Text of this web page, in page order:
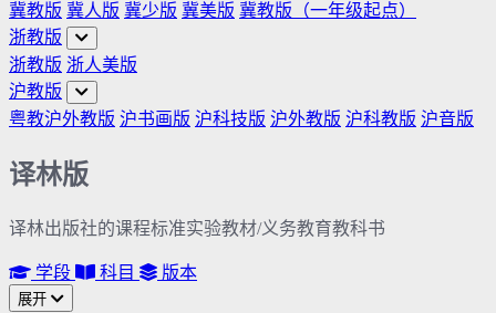
冀教版 冀人版 冀少版 冀美版 冀教版（一年级起点）
浙教版
浙教版 浙人美版
沪教版
粤教沪外教版 沪书画版 沪科技版 沪外教版 沪科教版 沪音版
译林版
译林出版社的课程标准实验教材/义务教育教科书
学段 科目 版本
展开